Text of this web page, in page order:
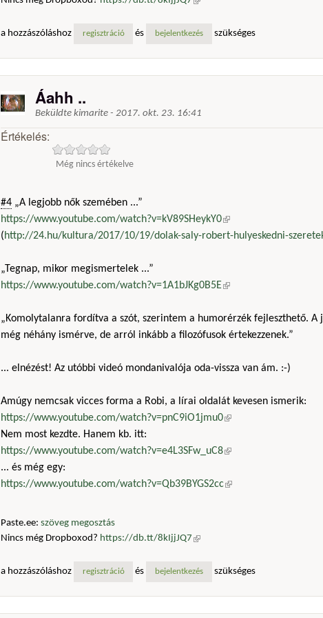
a hozzászóláshoz regisztráció és bejelentkezés szükséges
Áahh ..
Beküldte kimarite - 2017. okt. 23. 16:41
Értékelés:
Még nincs értékelve
#4 „A legjobb nők szemében ...”
https://www.youtube.com/watch?v=kV89SHeykY0(külső hivatkozás)
(http://24.hu/kultura/2017/10/19/dolak-saly-robert-hulyeskedni-
„Tegnap, mikor megismertelek ...”
https://www.youtube.com/watch?v=1A1bJKg0B5E(külső hivatkozás)
„Komolytalanra fordítva a szót, szerintem a humorérzék fejleszthető. A
még néhány ismérve, de arról inkább a filozófusok értekezzenek.”
... elnézést! Az utóbbi videó mondanivalója oda-vissza van ám. :-)
Amúgy nemcsak vicces forma a Robi, a lírai oldalát kevesen ismerik:
https://www.youtube.com/watch?v=pnC9iO1jmu0(külső hivatkozás)
Nem most kezdte. Hanem kb. itt:
https://www.youtube.com/watch?v=e4L3SFw_uC8(külső hivatkozás)
... és még egy:
https://www.youtube.com/watch?v=Qb39BYGS2cc(külső hivatkozás)
Paste.ee: szöveg megosztás
Nincs még Dropboxod? https://db.tt/8kIjjJQ7 (külső hivatkozás)
a hozzászóláshoz regisztráció és bejelentkezés szükséges